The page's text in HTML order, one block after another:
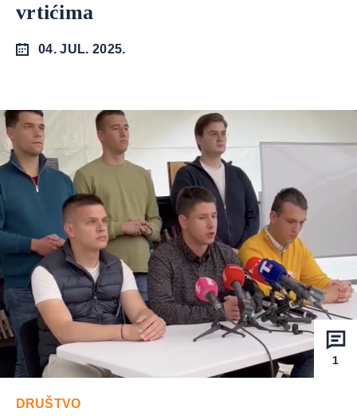
vrtićima
04. JUL. 2025.
1
DRUŠTVO